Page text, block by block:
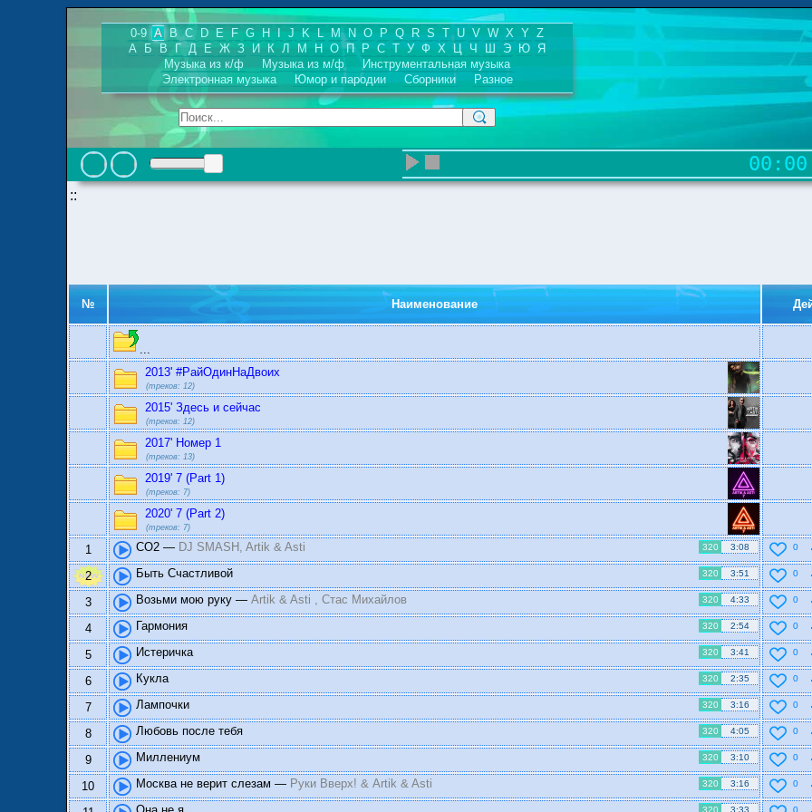
0-9 A B C D E F G H I J K L M N O P Q R S T U V W X Y
Z
А
Б В Г Д Е Ж З И К Л М Н О П Р С Т У Ф Х Ц Ч Ш Э Ю Я
Музыка из к/ф
Музыка из м/ф
Инструментальная музыка
Электронная музыка
Юмор и пародии Сборники Разное
00:00
::
№ Наименование
...
2013' #РайОдинНаДвоих
(треков: 12)
2015' Здесь и сейчас
(треков: 12)
2017' Номер 1
(треков: 13)
2019' 7 (Part 1)
(треков: 7)
2020' 7 (Part 2)
(треков: 7)
1 CO2 — DJ SMASH, Artik & Asti 320 3:08 0
2 Быть Счастливой 320 3:51 0
3 Возьми мою руку —Artik & Asti , Стас Михайлов 320 4:33 0
4 Гармония 320 2:54 0
5 Истеричка 320 3:41 0
6 Кукла 320 2:35 0
7 Лампочки 320 3:16 0
8 Любовь после тебя 320 4:05 0
9 Миллениум 320 3:10 0
10 Москва не верит слезам — Руки Вверх! & Artik & Asti 320 3:16 0
320 3:33 0